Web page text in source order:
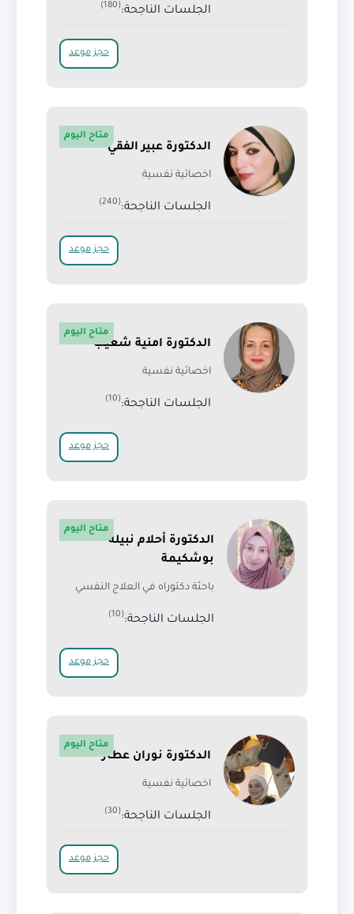
الجلسات الناجحة:(180)
حجز موعد
الدكتورة عبير الفقي
اخصائية نفسية
الجلسات الناجحة:(240)
متاح اليوم
حجز موعد
الدكتورة امنية شعيب
اخصائية نفسية
الجلسات الناجحة:(10)
متاح اليوم
حجز موعد
الدكتورة أحلام نبيلة
بوشكيمة
باحثة دكتوراه في العلاج النفسي
الجلسات الناجحة:(10)
متاح اليوم
حجز موعد
الدكتورة نوران عطار
اخصائية نفسية
الجلسات الناجحة:(30)
متاح اليوم
حجز موعد